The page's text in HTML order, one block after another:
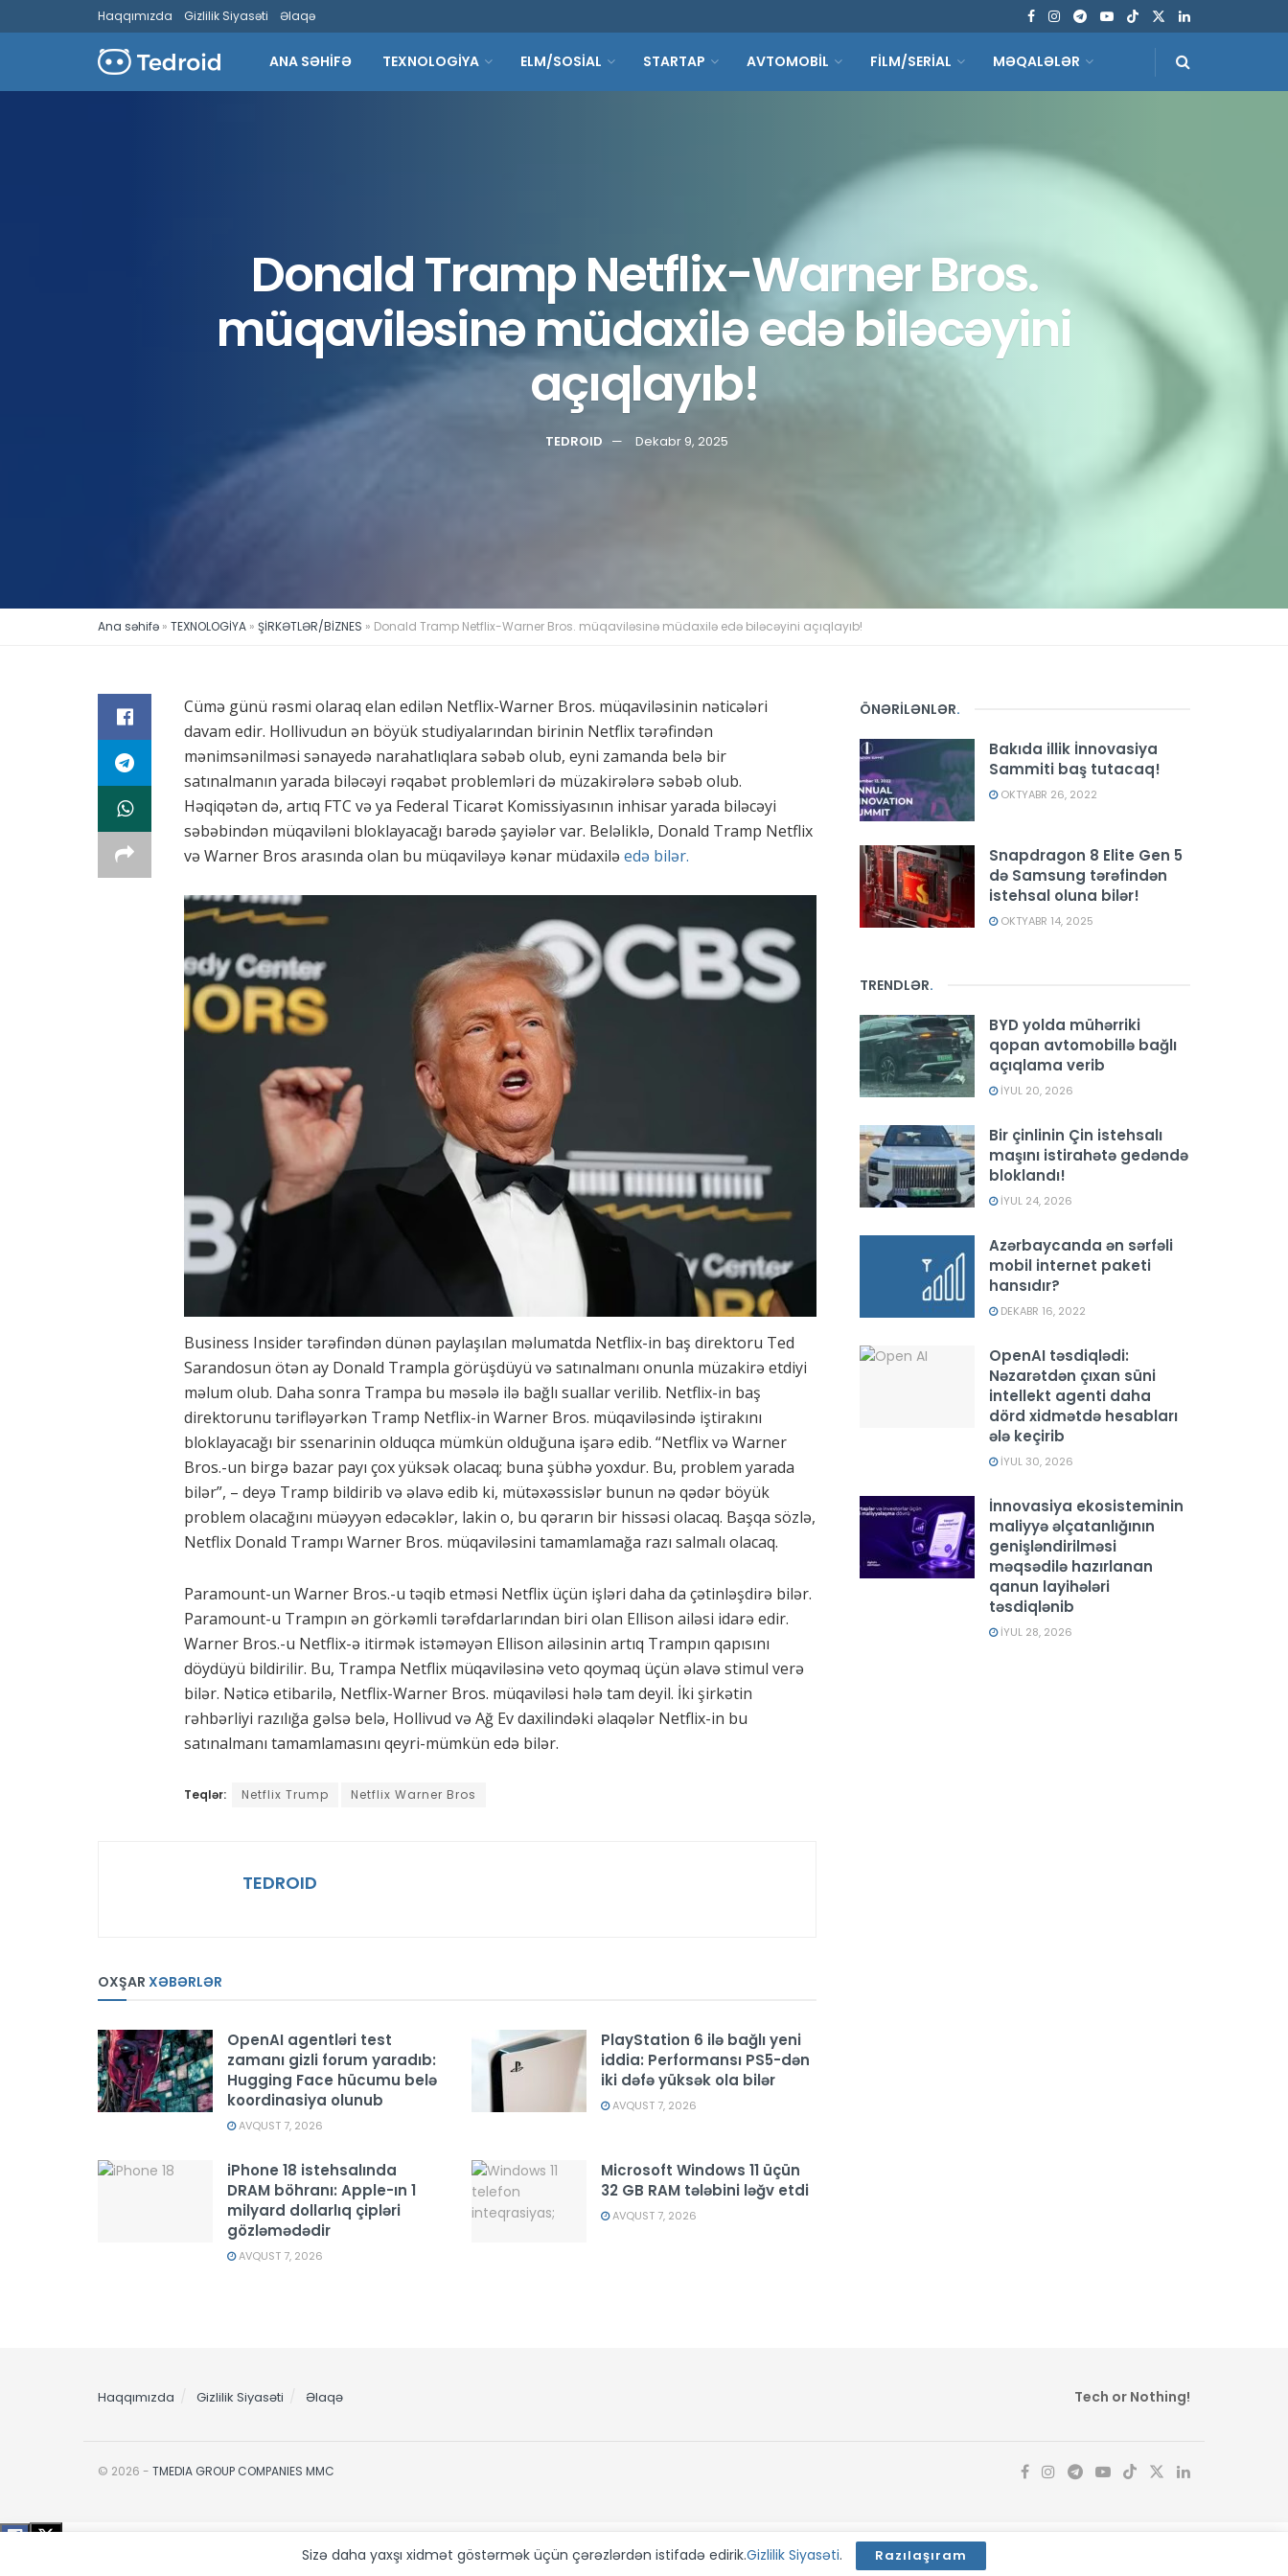
Haqqımızda Gizlilik Siyasəti Əlaqə
ANA SƏHİFƏ TEXNOLOGİYA ELM/SOSİAL STARTAP AVTOMOBİL FİLM/SERİAL MƏQALƏLƏR
Donald Tramp Netflix-Warner Bros.
müqaviləsinə müdaxilə edə biləcəyini
açıqlayıb!
TEDROID Dekabr 9, 2025
Ana səhifə » TEXNOLOGİYA » ŞİRKƏTLƏR/BİZNES » Donald Tramp Netflix-Warner Bros. müqaviləsinə müdaxilə edə biləcəyini açıqlayıb!
Cümə günü rəsmi olaraq elan edilən Netflix-Warner Bros. müqaviləsinin nəticələri
davam edir. Hollivudun ən böyük studiyalarından birinin Netflix tərəfindən
mənimsənilməsi sənayedə narahatlıqlara səbəb olub, eyni zamanda belə bir
satınalmanın yarada biləcəyi rəqabət problemləri də müzakirələrə səbəb olub.
Həqiqətən də, artıq FTC və ya Federal Ticarət Komissiyasının inhisar yarada biləcəyi
səbəbindən müqaviləni bloklayacağı barədə şayiələr var. Beləliklə, Donald Tramp Netflix
və Warner Bros arasında olan bu müqaviləyə kənar müdaxilə edə bilər.
Business Insider tərəfindən dünən paylaşılan məlumatda Netflix-in baş direktoru Ted
Sarandosun ötən ay Donald Trampla görüşdüyü və satınalmanı onunla müzakirə etdiyi
məlum olub. Daha sonra Trampa bu məsələ ilə bağlı suallar verilib. Netflix-in baş
direktorunu tərifləyərkən Tramp Netflix-in Warner Bros. müqaviləsində iştirakını
bloklayacağı bir ssenarinin olduqca mümkün olduğuna işarə edib. “Netflix və Warner
Bros.-un birgə bazar payı çox yüksək olacaq; buna şübhə yoxdur. Bu, problem yarada
bilər”, – deyə Tramp bildirib və əlavə edib ki, mütəxəssislər bunun nə qədər böyük
problem olacağını müəyyən edəcəklər, lakin o, bu qərarın bir hissəsi olacaq. Başqa sözlə,
Netflix Donald Trampı Warner Bros. müqaviləsini tamamlamağa razı salmalı olacaq.
Paramount-un Warner Bros.-u təqib etməsi Netflix üçün işləri daha da çətinləşdirə bilər.
Paramount-u Trampın ən görkəmli tərəfdarlarından biri olan Ellison ailəsi idarə edir.
Warner Bros.-u Netflix-ə itirmək istəməyən Ellison ailəsinin artıq Trampın qapısını
döydüyü bildirilir. Bu, Trampa Netflix müqaviləsinə veto qoymaq üçün əlavə stimul verə
bilər. Nəticə etibarilə, Netflix-Warner Bros. müqaviləsi hələ tam deyil. İki şirkətin
rəhbərliyi razılığa gəlsə belə, Hollivud və Ağ Ev daxilindəki əlaqələr Netflix-in bu
satınalmanı tamamlamasını qeyri-mümkün edə bilər.
Teqlər: Netflix Trump Netflix Warner Bros
TEDROID
OXŞAR XƏBƏRLƏR
OpenAI agentləri test
zamanı gizli forum yaradıb:
Hugging Face hücumu belə
koordinasiya olunub
AVQUST 7, 2026
PlayStation 6 ilə bağlı yeni
iddia: Performansı PS5-dən
iki dəfə yüksək ola bilər
AVQUST 7, 2026
iPhone 18 istehsalında
DRAM böhranı: Apple-ın 1
milyard dollarlıq çipləri
gözləmədədir
AVQUST 7, 2026
Microsoft Windows 11 üçün
32 GB RAM tələbini ləğv etdi
AVQUST 7, 2026
ÖNƏRİLƏNLƏR.
Bakıda illik İnnovasiya
Sammiti baş tutacaq!
OKTYABR 26, 2022
Snapdragon 8 Elite Gen 5
də Samsung tərəfindən
istehsal oluna bilər!
OKTYABR 14, 2025
TRENDLƏR.
BYD yolda mühərriki
qopan avtomobillə bağlı
açıqlama verib
İYUL 20, 2026
Bir çinlinin Çin istehsalı
maşını istirahətə gedəndə
bloklandı!
İYUL 24, 2026
Azərbaycanda ən sərfəli
mobil internet paketi
hansıdır?
DEKABR 16, 2022
OpenAI təsdiqlədi:
Nəzarətdən çıxan süni
intellekt agenti daha
dörd xidmətdə hesabları
ələ keçirib
İYUL 30, 2026
İnnovasiya ekosisteminin
maliyyə əlçatanlığının
genişləndirilməsi
məqsədilə hazırlanan
qanun layihələri
təsdiqlənib
İYUL 28, 2026
Haqqımızda Gizlilik Siyasəti Əlaqə Tech or Nothing!
© 2026 - TMEDIA GROUP COMPANIES MMC
Sizə daha yaxşı xidmət göstərmək üçün çərəzlərdən istifadə edirik.Gizlilik Siyasəti. Razılaşıram